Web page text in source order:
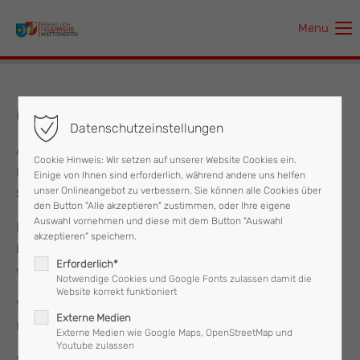
Der Eintrag "offcanvas-col1" existiert leider nicht.
Der Eintrag "offcanvas-col3" existiert leider nicht.
Der Eintrag "offcanvas-col4" existiert leider nicht.
Menu
09.07.2022 Brandmeldealarm
Am Samstag, dem 09.07. wurden wir in den frühen
Morgenstunden zu einem "Brandmeldealarm" in die
Salzburgerstraße alarmiert.
Bei der Lageerkundung durch den Einsatzleiter konnte kein
Brand im Betriebsraum des Industriebetriebes festgestellt
werden.
Vermutlich löste der Brandmelder durch Ölnebel eines
Kompressors aus.
Datenschutzeinstellungen
Cookie Hinweis: Wir setzen auf unserer Website Cookies ein.
Einige von Ihnen sind erforderlich, während andere uns helfen
unser Onlineangebot zu verbessern. Sie können alle Cookies über
den Button "Alle akzeptieren" zustimmen, oder Ihre eigene
Auswahl vornehmen und diese mit dem Button "Auswahl
akzeptieren" speichern.
Erforderlich*
Notwendige Cookies und Google Fonts zulassen damit die
Website korrekt funktioniert
Externe Medien
Externe Medien wie Google Maps, OpenStreetMap und
Youtube zulassen